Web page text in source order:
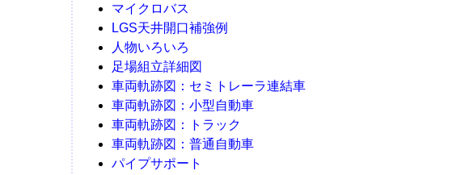
マイクロバス
LGS天井開口補強例
人物いろいろ
足場組立詳細図
車両軌跡図：セミトレーラ連結車
車両軌跡図：小型自動車
車両軌跡図：トラック
車両軌跡図：普通自動車
パイプサポート